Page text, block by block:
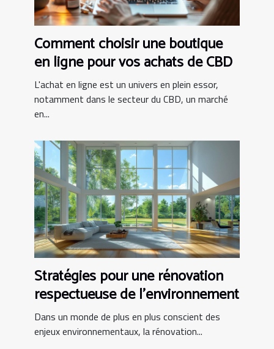
Comment choisir une boutique
en ligne pour vos achats de CBD
L'achat en ligne est un univers en plein essor,
notamment dans le secteur du CBD, un marché
en...
Stratégies pour une rénovation
respectueuse de l'environnement
Dans un monde de plus en plus conscient des
enjeux environnementaux, la rénovation...